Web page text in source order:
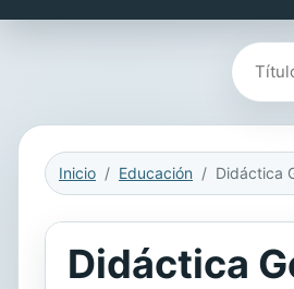
Buscar
Inicio Educación
Didáctica